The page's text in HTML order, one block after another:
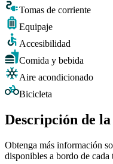
Tomas de corriente
Equipaje
Accesibilidad
Comida y bebida
Aire acondicionado
Bicicleta
Descripción de
Obtenga más información
disponibles a bordo de cada